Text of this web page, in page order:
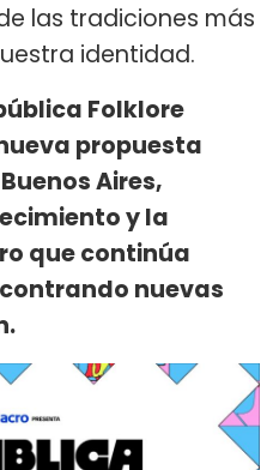
las tradiciones más
identidad.
Folklore
propuesta
Aires,
y la
que continúa
nuevas